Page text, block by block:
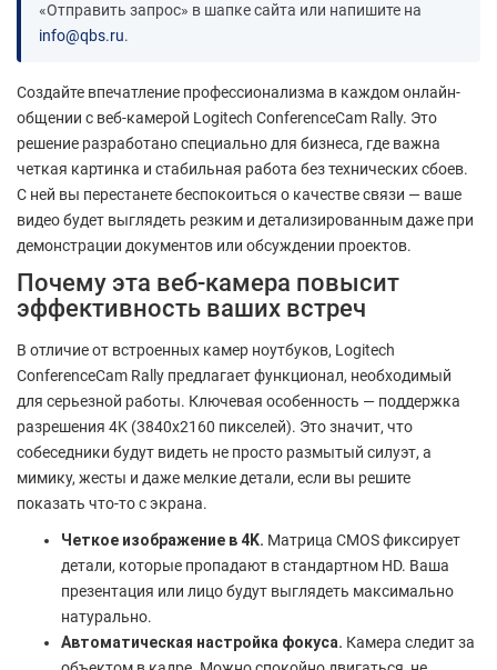
«Отправить запрос» в шапке сайта или напишите на
info@qbs.ru.
Создайте впечатление профессионализма в каждом онлайн-
общении с веб-камерой Logitech ConferenceCam Rally. Это
решение разработано специально для бизнеса, где важна
четкая картинка и стабильная работа без технических сбоев.
С ней вы перестанете беспокоиться о качестве связи — ваше
видео будет выглядеть резким и детализированным даже при
демонстрации документов или обсуждении проектов.
Почему эта веб-камера повысит
эффективность ваших встреч
В отличие от встроенных камер ноутбуков, Logitech
ConferenceCam Rally предлагает функционал, необходимый
для серьезной работы. Ключевая особенность — поддержка
разрешения 4K (3840x2160 пикселей). Это значит, что
собеседники будут видеть не просто размытый силуэт, а
мимику, жесты и даже мелкие детали, если вы решите
показать что-то с экрана.
Четкое изображение в 4K. Матрица CMOS фиксирует
детали, которые пропадают в стандартном HD. Ваша
презентация или лицо будут выглядеть максимально
натурально.
Автоматическая настройка фокуса. Камера следит за